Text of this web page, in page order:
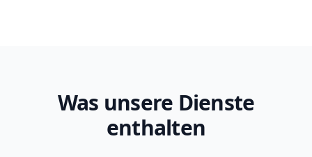
Was unsere Dienste
enthalten